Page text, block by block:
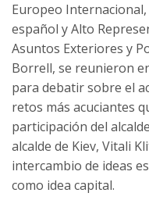
Europeo
español y Alto
Asuntos Exteriores y
Borrell, se reunieron
para debatir sobre el
retos más acuciantes
participación del
alcalde de Kiev, Vitali
intercambio de ideas
como idea capital.